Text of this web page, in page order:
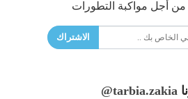
من أجل مواكبة التطورات
الاشتراك
@tarbia.zakia